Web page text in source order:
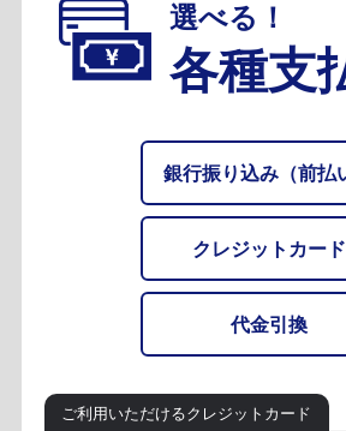
選べる！
各種支
銀行振り込み（前払
クレジットカード
代金引換
ご利用いただけるクレジットカード